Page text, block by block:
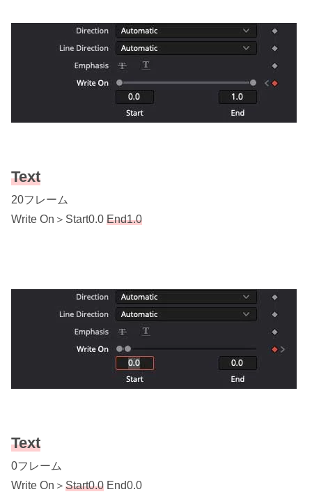
Text
20フレーム
Write On＞Start0.0 End1.0
Text
0フレーム
Write On＞ Start0.0 End0.0